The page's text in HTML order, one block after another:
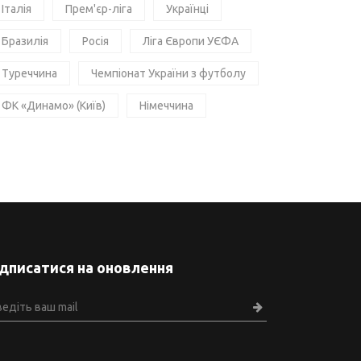
Італія Прем'єр-ліга Українці
Бразилія Росія Ліга Європи УЄФА
Туреччина Чемпіонат України з футболу
ФК «Динамо» (Київ) Німеччина
на оновлення